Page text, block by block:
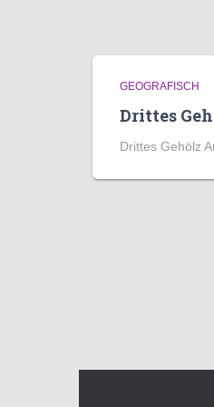
GEOGRAFISCH
Drittes
Drittes Gehölz